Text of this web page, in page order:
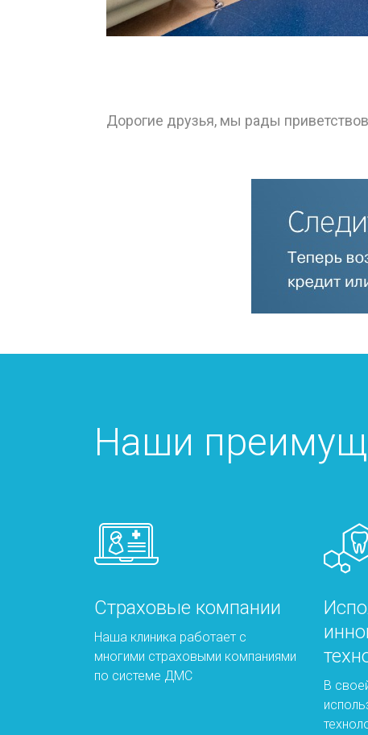
Дорогие друзья, мы рады
Наши
Страховые компании
Наша клиника работает с
многими страховыми компаниями
по системе ДМС
В